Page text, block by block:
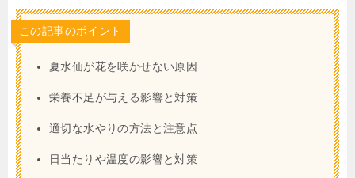
この記事のポイント
夏水仙が花を咲かせない原因
栄養不足が与える影響と対策
適切な水やりの方法と注意点
日当たりや温度の影響と対策